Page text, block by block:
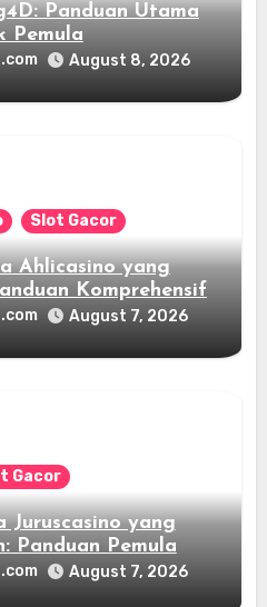
Panduan Utama
Pemula
August 8, 2026
Slot Gacor
Ahlicasino yang
Komprehensif
August 7, 2026
Gacor
Juruscasino yang
Panduan Pemula
August 7, 2026